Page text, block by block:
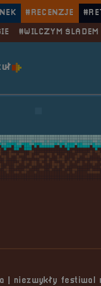
#RECENZJE
#WILCZYM ŚLADEM
o tytule
| niezwykły festiwal